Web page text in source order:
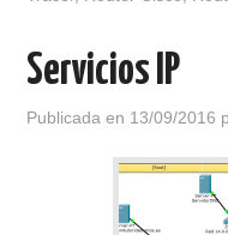
Servicios IP
Publicada en 13/09/2016